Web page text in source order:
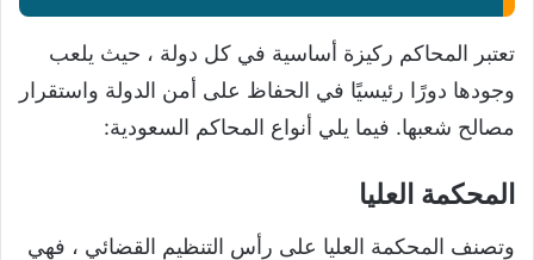
تعتبر المحاكم ركيزة أساسية في كل دولة ، حيث يلعب
وجودها دورًا رئيسيًا في الحفاظ على أمن الدولة واستقرار
مصالح شعبها. فيما يلي أنواع المحاكم السعودية:
المحكمة العليا
وتصنف المحكمة العليا على رأس التنظيم القضائي ، فهي